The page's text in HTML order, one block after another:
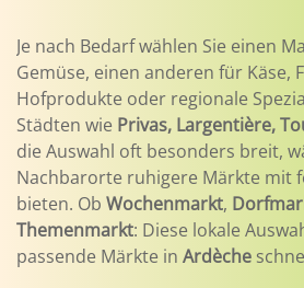
Je nach Bedarf wählen Sie einen
Gemüse, einen anderen für Käse,
Hofprodukte oder regionale
Städten wie Privas, Largentière,
die Auswahl oft besonders breit,
Nachbarorte ruhigere Märkte mit
bieten. Ob Wochenmarkt,
Themenmarkt: Diese lokale
passende Märkte in Ardèche